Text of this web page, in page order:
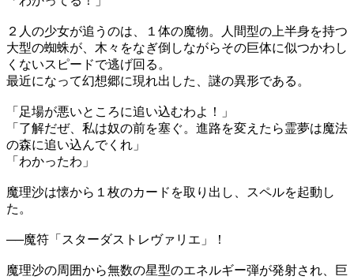
２人の少女が追うのは、１体の魔物。人間型の上半身を持つ
大型の蜘蛛が、木々をなぎ倒しながらその巨体に似つかわし
くないスピードで逃げ回る。
最近になって幻想郷に現れ出した、謎の異形である。
「足場が悪いところに追い込むわよ！」
「了解だぜ、私は奴の前を塞ぐ。進路を変えたら霊夢は魔法
の森に追い込んでくれ」
「わかったわ」
魔理沙は懐から１枚のカードを取り出し、スペルを起動し
た。
──魔符「スターダストレヴァリエ」！
魔理沙の周囲から無数の星型のエネルギー弾が発射され、巨